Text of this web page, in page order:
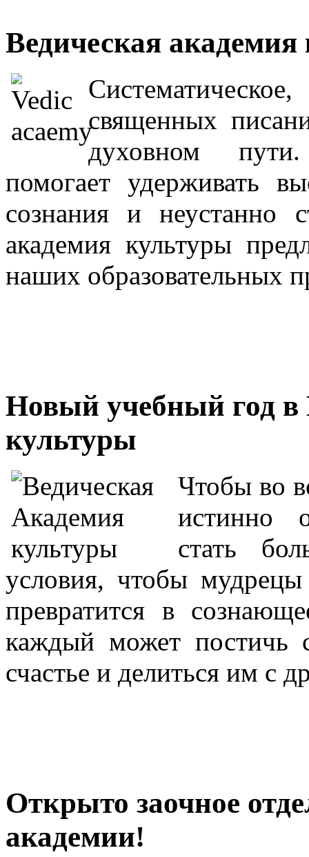
Ведическая академия
священных
духовном
помогает удерживать
сознания и неустанно
академия культуры
наших образовательных
Новый учебный год в
культуры
Чтобы во
истинно
стать
условия, чтобы
превратится в
каждый может постичь
счастье и делиться им с
Открыто заочное
академии!